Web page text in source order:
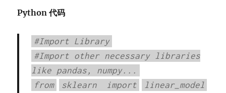
Python 代码
#Import Library
#Import other necessary libraries
like pandas, numpy...
from
sklearn import
linear_model